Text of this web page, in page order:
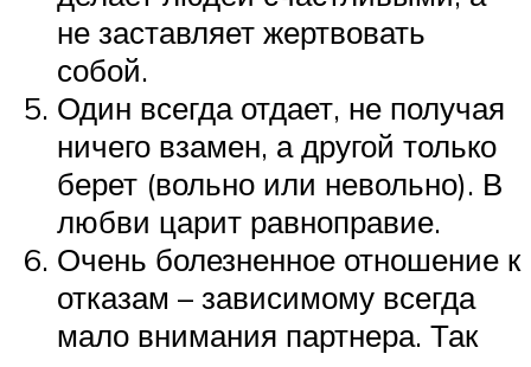
не заставляет жертвовать
собой.
Один всегда отдает, не получая
ничего взамен, а другой только
берет (вольно или невольно). В
любви царит равноправие.
Очень болезненное отношение к
отказам – зависимому всегда
мало внимания партнера. Так